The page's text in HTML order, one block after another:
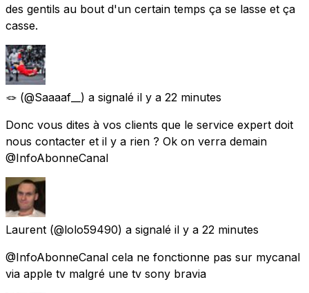
des gentils au bout d'un certain temps ça se lasse et ça
casse.
🪢 (@Saaaaf__) a signalé il y a 22 minutes
Donc vous dites à vos clients que le service expert doit
nous contacter et il y a rien ? Ok on verra demain
@InfoAbonneCanal
Laurent (@lolo59490) a signalé il y a 22 minutes
@InfoAbonneCanal cela ne fonctionne pas sur mycanal
via apple tv malgré une tv sony bravia